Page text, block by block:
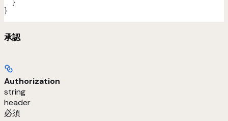
  }
}
承認
Authorization
string
header
必須